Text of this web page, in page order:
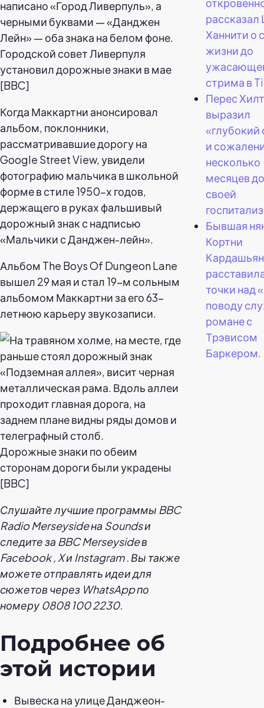
Городской совет Ливерпуля
установил дорожные знаки в мае
[BBC]
Когда Маккартни анонсировал
альбом, поклонники,
рассматривавшие дорогу на
Google Street View, увидели
фотографию мальчика в школьной
форме в стиле 1950-х годов,
держащего в руках фальшивый
дорожный знак с надписью
«Мальчики с Данджен-лейн».
Альбом The Boys Of Dungeon Lane
вышел 29 мая и стал 19-м сольным
альбомом Маккартни за его 63-
летнюю карьеру звукозаписи.
Дорожные знаки по обеим
сторонам дороги были украдены
[BBC]
Слушайте лучшие программы BBC
Radio Merseyside на Soundsи
следите за BBC Merseyside в
Facebook , Xи Instagram . Вы также
можете отправлять идеи для
сюжетов через WhatsApp по
номеру 0808 100 2230.
Подробнее об
этой истории
Вывеска на улице Данджеон-
Ханнити о
жизни до
стрима в
Перес
выразил
«глубокий
и
несколько
месяцев до
своей
Бывшая
Кортни
Кардашьян
точки над
поводу
романе с
Трэвисом
Баркером.